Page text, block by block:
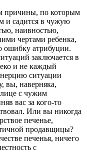
причины, по которым
и садится в чужую
наивностью,
чертами ребенка,
ошибку атрибуции.
заключается в
и не каждый
ситуации
вы, наверняка,
с чужим
вас за кого-то
Или вы никогда
печенье,
продавщицы?
печенья, ничего
с